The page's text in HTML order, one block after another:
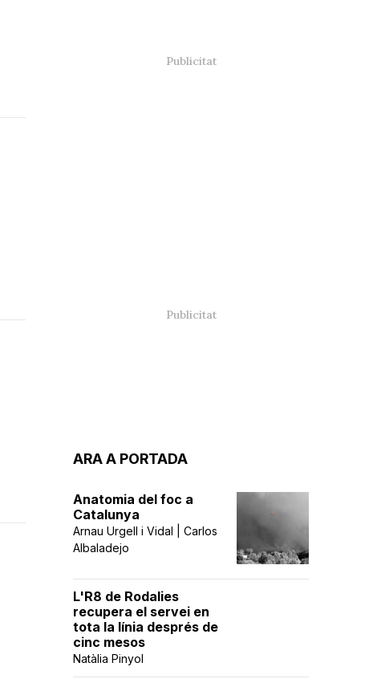
ARA A PORTADA
Anatomia del foc a
Catalunya
Arnau Urgell i Vidal | Carlos
Albaladejo
L'R8 de Rodalies
recupera el servei en
tota la línia després de
cinc mesos
Natàlia Pinyol